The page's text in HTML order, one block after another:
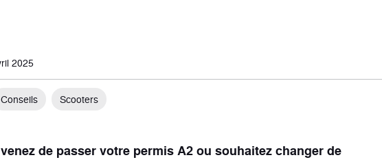
2025
Conseils Scooters
de passer votre permis A2 ou souhaitez changer de